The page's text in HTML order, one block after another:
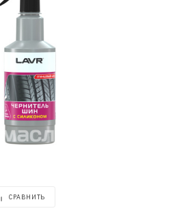
СРАВНИТЬ